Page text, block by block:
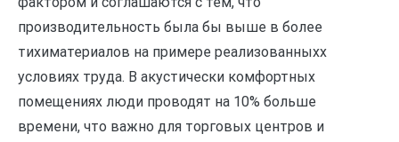
производительность была бы выше в более
тихиматериалов на примере реализованныхх
условиях труда. В акустически комфортных
помещениях люди проводят на 10% больше
времени, что важно для торговых центров и